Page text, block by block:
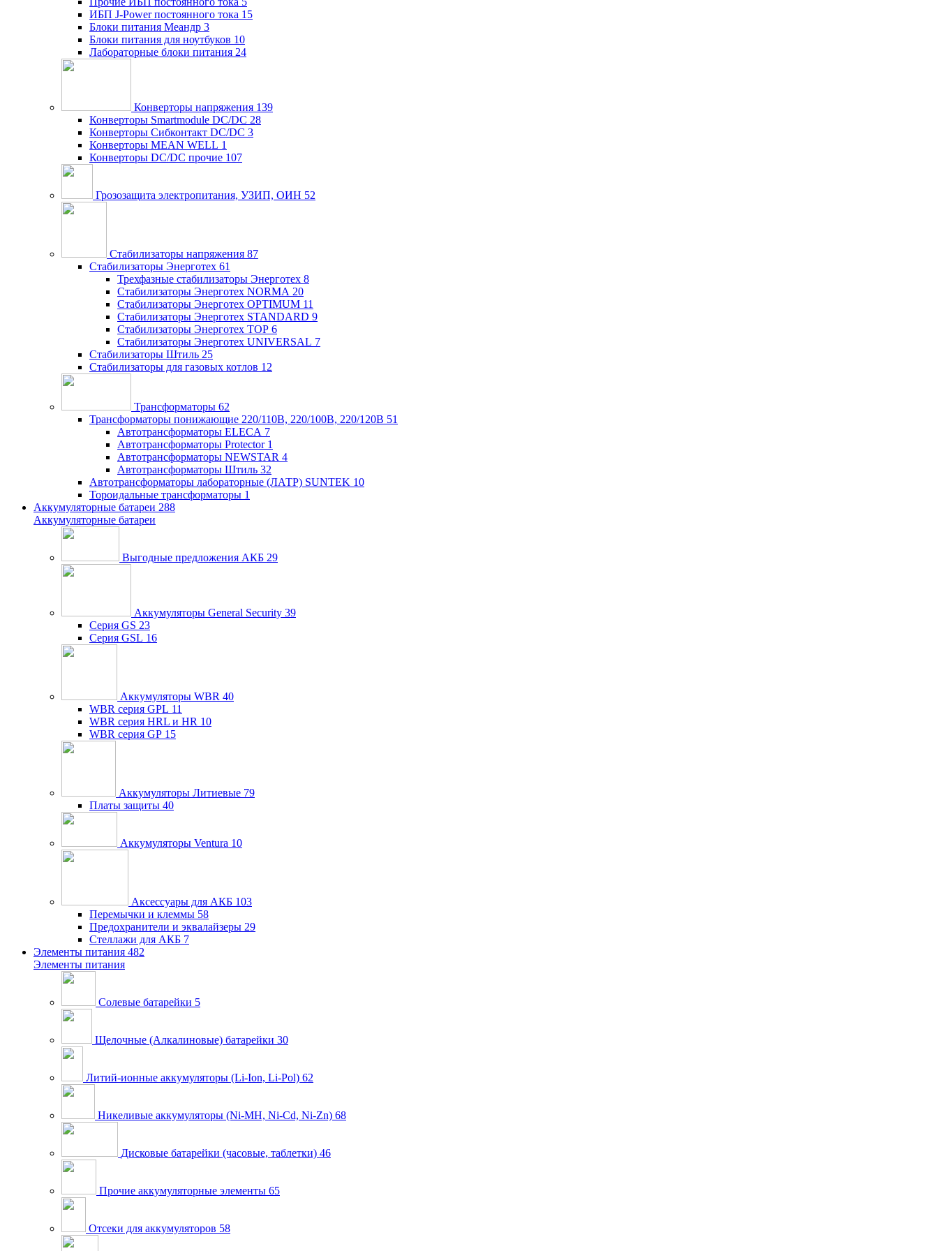
ИБП J-Power постоянного тока 15
Блоки питания Меандр 3
Блоки питания для ноутбуков 10
Лабораторные блоки питания 24
Конверторы напряжения 139
Конверторы Smartmodule DC/DC 28
Конверторы Сибконтакт DC/DC 3
Конверторы MEAN WELL 1
Конверторы DC/DC прочие 107
Грозозащита электропитания, УЗИП, ОИН 52
Стабилизаторы напряжения 87
Стабилизаторы Энерготех 61
Трехфазные стабилизаторы Энерготех 8
Стабилизаторы Энерготех NORMA 20
Стабилизаторы Энерготех OPTIMUM 11
Стабилизаторы Энерготех STANDARD 9
Стабилизаторы Энерготех TOP 6
Стабилизаторы Энерготех UNIVERSAL 7
Стабилизаторы Штиль 25
Стабилизаторы для газовых котлов 12
Трансформаторы 62
Трансформаторы понижающие 220/110В, 220/100В, 220/120В 51
Автотрансформаторы ELECA 7
Автотрансформаторы Protector 1
Автотрансформаторы NEWSTAR 4
Автотрансформаторы Штиль 32
Автотрансформаторы лабораторные (ЛАТР) SUNTEK 10
Тороидальные трансформаторы 1
Аккумуляторные батареи 288
Аккумуляторные батареи
Выгодные предложения АКБ 29
Аккумуляторы General Security 39
Серия GS 23
Серия GSL 16
Аккумуляторы WBR 40
WBR серия GPL 11
WBR серия HRL и HR 10
WBR серия GP 15
Аккумуляторы Литиевые 79
Платы защиты 40
Аккумуляторы Ventura 10
Аксессуары для АКБ 103
Перемычки и клеммы 58
Предохранители и эквалайзеры 29
Стеллажи для АКБ 7
Элементы питания 482
Элементы питания
Солевые батарейки 5
Щелочные (Алкалиновые) батарейки 30
Литий-ионные аккумуляторы (Li-Ion, Li-Pol) 62
Никеливые аккумуляторы (Ni-MH, Ni-Cd, Ni-Zn) 68
Дисковые батарейки (часовые, таблетки) 46
Прочие аккумуляторные элементы 65
Отсеки для аккумуляторов 58